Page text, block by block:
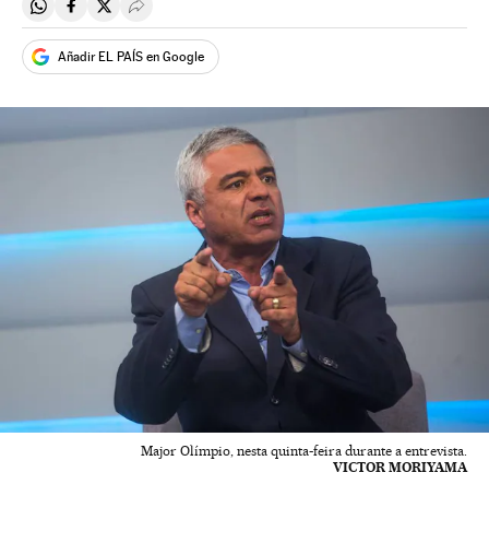
Compartir en Whatsapp
Compartir en Facebook
Compartir en Twitter
Desplegar Redes Sociales
Añadir EL PAÍS en Google
Major Olímpio, nesta quinta-feira durante a entrevista.
VICTOR MORIYAMA